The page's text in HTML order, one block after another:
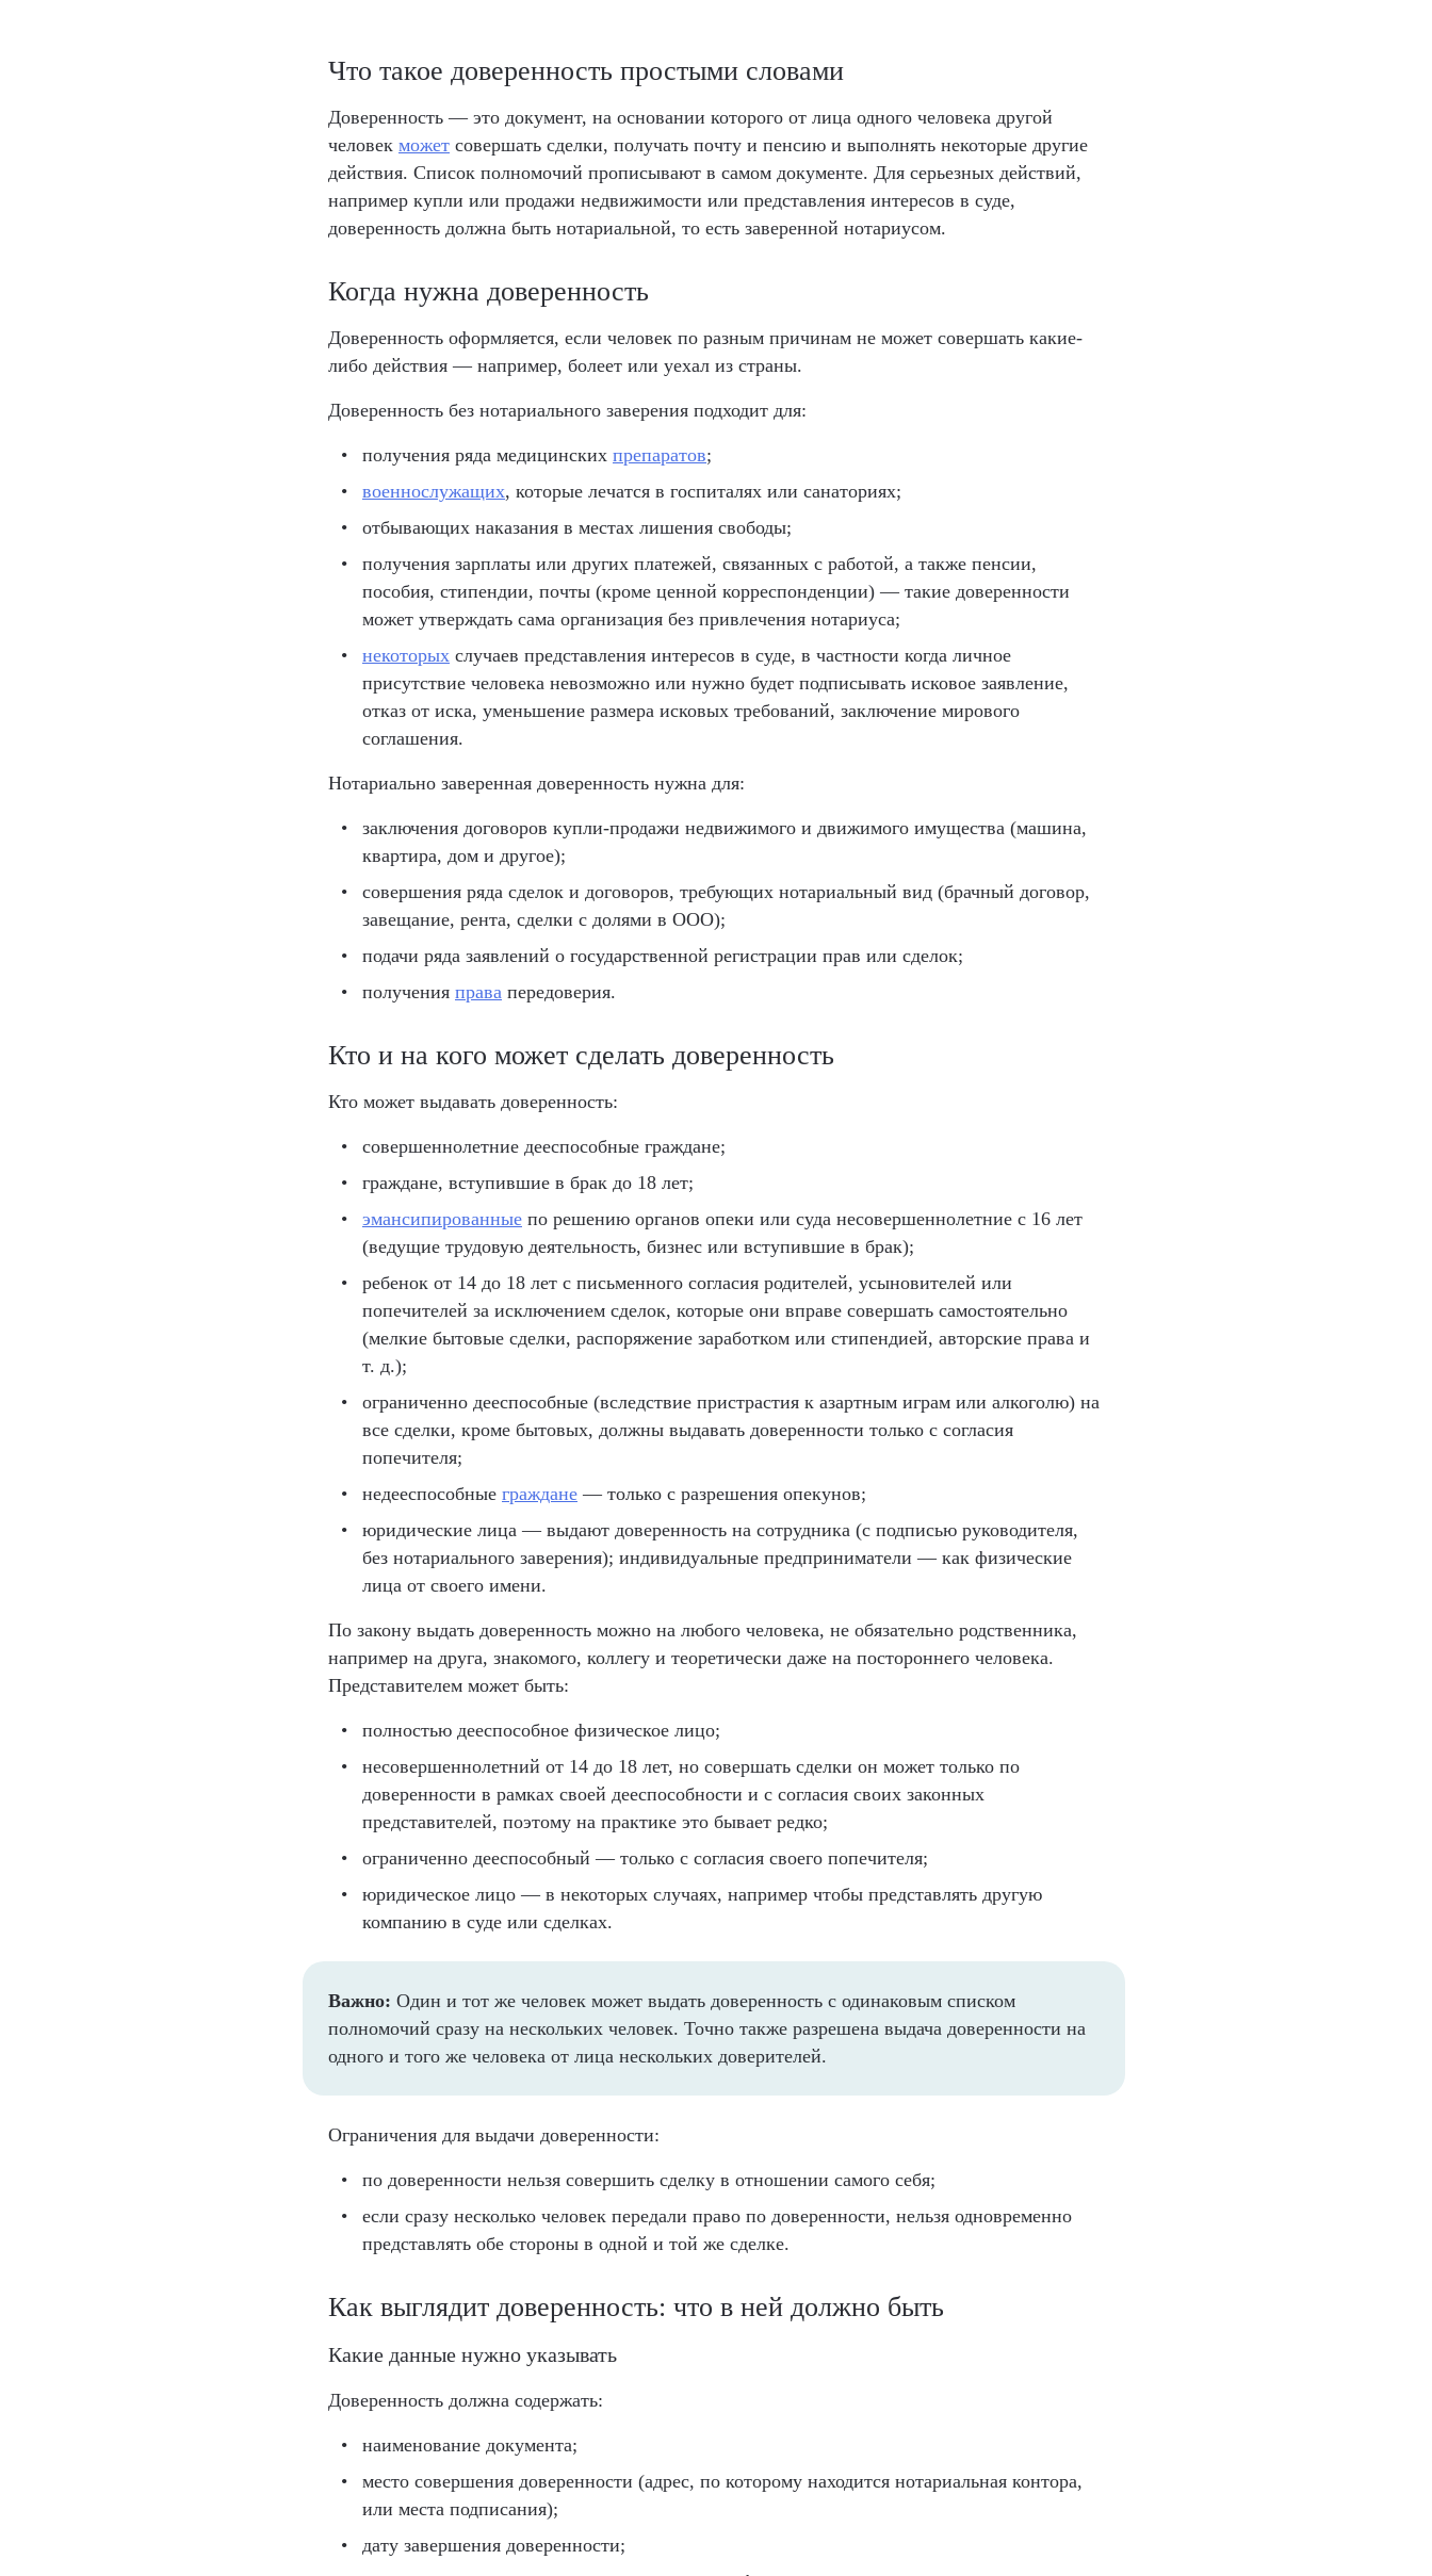
Что такое доверенность простыми словами
Доверенность — это документ, на основании которого от лица одного человека другой
человек может совершать сделки, получать почту и пенсию и выполнять некоторые другие
действия. Список полномочий прописывают в самом документе. Для серьезных действий,
например купли или продажи недвижимости или представления интересов в суде,
доверенность должна быть нотариальной, то есть заверенной нотариусом.
Когда нужна доверенность
Доверенность оформляется, если человек по разным причинам не может совершать какие-
либо действия — например, болеет или уехал из страны.
Доверенность без нотариального заверения подходит для:
получения ряда медицинских препаратов;
военнослужащих, которые лечатся в госпиталях или санаториях;
отбывающих наказания в местах лишения свободы;
получения зарплаты или других платежей, связанных с работой, а также пенсии,
пособия, стипендии, почты (кроме ценной корреспонденции) — такие доверенности
может утверждать сама организация без привлечения нотариуса;
некоторых случаев представления интересов в суде, в частности когда личное
присутствие человека невозможно или нужно будет подписывать исковое заявление,
отказ от иска, уменьшение размера исковых требований, заключение мирового
соглашения.
Нотариально заверенная доверенность нужна для:
заключения договоров купли-продажи недвижимого и движимого имущества (машина,
квартира, дом и другое);
совершения ряда сделок и договоров, требующих нотариальный вид (брачный договор,
завещание, рента, сделки с долями в ООО);
подачи ряда заявлений о государственной регистрации прав или сделок;
получения права передоверия.
Кто и на кого может сделать доверенность
Кто может выдавать доверенность:
совершеннолетние дееспособные граждане;
граждане, вступившие в брак до 18 лет;
эмансипированные по решению органов опеки или суда несовершеннолетние с 16 лет
(ведущие трудовую деятельность, бизнес или вступившие в брак);
ребенок от 14 до 18 лет с письменного согласия родителей, усыновителей или
попечителей за исключением сделок, которые они вправе совершать самостоятельно
(мелкие бытовые сделки, распоряжение заработком или стипендией, авторские права и
т. д.);
ограниченно дееспособные (вследствие пристрастия к азартным играм или алкоголю) на
все сделки, кроме бытовых, должны выдавать доверенности только с согласия
попечителя;
недееспособные граждане — только с разрешения опекунов;
юридические лица — выдают доверенность на сотрудника (с подписью руководителя,
без нотариального заверения); индивидуальные предприниматели — как физические
лица от своего имени.
По закону выдать доверенность можно на любого человека, не обязательно родственника,
например на друга, знакомого, коллегу и теоретически даже на постороннего человека.
Представителем может быть:
полностью дееспособное физическое лицо;
несовершеннолетний от 14 до 18 лет, но совершать сделки он может только по
доверенности в рамках своей дееспособности и с согласия своих законных
представителей, поэтому на практике это бывает редко;
ограниченно дееспособный — только с согласия своего попечителя;
юридическое лицо — в некоторых случаях, например чтобы представлять другую
компанию в суде или сделках.
Важно: Один и тот же человек может выдать доверенность с одинаковым списком
полномочий сразу на нескольких человек. Точно также разрешена выдача доверенности на
одного и того же человека от лица нескольких доверителей.
Ограничения для выдачи доверенности:
по доверенности нельзя совершить сделку в отношении самого себя;
если сразу несколько человек передали право по доверенности, нельзя одновременно
представлять обе стороны в одной и той же сделке.
Как выглядит доверенность: что в ней должно быть
Какие данные нужно указывать
Доверенность должна содержать:
наименование документа;
место совершения доверенности (адрес, по которому находится нотариальная контора,
или места подписания);
дату завершения доверенности;